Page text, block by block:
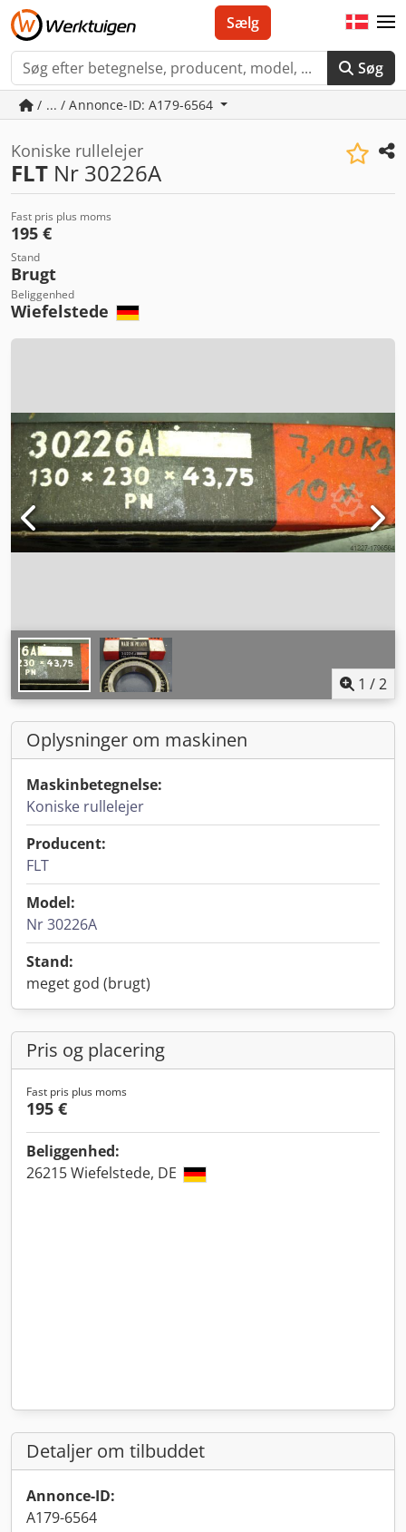
Søg
Sælg
/ ... / Annonce-ID: A179-6564
Koniske rullelejer
FLT Nr 30226A
Fast pris plus moms
195 €
Stand
Brugt
Beliggenhed
Wiefelstede
1 /2
Oplysninger om maskinen
Maskinbetegnelse:
Koniske rullelejer
Producent:
FLT
Model:
Nr 30226A
Stand:
meget god (brugt)
Pris og placering
Fast pris plus moms
195 €
Beliggenhed:
26215 Wiefelstede, DE
Detaljer om tilbuddet
Annonce-ID:
A179-6564